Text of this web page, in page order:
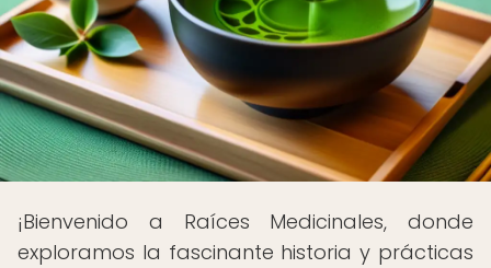
¡Bienvenido a Raíces Medicinales, donde
exploramos la fascinante historia y prácticas